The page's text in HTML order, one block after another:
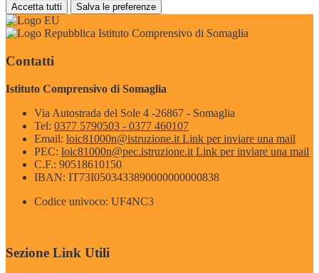
Accetta tutti Salva le preferenze
Istituto Comprensivo di Somaglia
Contatti
Istituto Comprensivo di Somaglia
Via Autostrada del Sole 4 -26867 - Somaglia
Tel: 0377 5790503 - 0377 460107
Email: loic81000n@istruzione.it Link per inviare una mail
PEC: loic81000n@pec.istruzione.it Link per inviare una mail
C.F.: 90518610150
IBAN: IT73I0503433890000000000838
Codice univoco: UF4NC3
Sezione Link Utili